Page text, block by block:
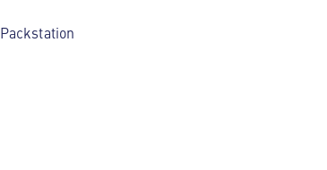
Packstation